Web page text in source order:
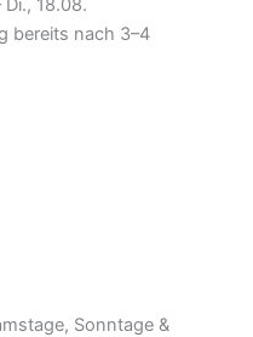
Di., 18.08.
bereits nach 3–4
Sonntage &